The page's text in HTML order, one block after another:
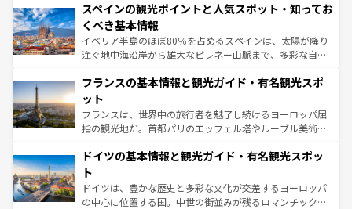
ろん、トスカーナの美しい田園風景やアマルフィ海岸の絶
景など、自然景観も見逃せない。観光の合間には、本場の
ピザやパスタなど、絶品のイタリア料理を堪能することも
できる。朝目覚めてから夜眠るまで、すべての瞬間を楽し
なお、新着のイタリア情報はコンテンツ一覧を参照してほ
しい。
スペインの観光ポイントと人気スポット・知ってお
くべき基本情報
イベリア半島のほぼ80％を占めるスペインは、太陽が降り
注ぐ地中海沿岸から雄大なピレネー山脈まで、多彩な自然
文化が根付くこの国では、情熱的なフラメンコ、熱気あふ
れる闘牛、そして美味しいタパスが生活の一部となってい
る。首都マドリードの洗練された雰囲気や、バルセロナの
アートに溢れた街角から、地方では古代ローマ遺跡や中世
せる。地方によって風土や気候が異なるスペインはその個
ンテンツ一覧 を参照してほしい。
フランスの基本情報と観光ガイド・有名観光スポ
ット
フランスは、世界中の旅行者を魅了し続けるヨーロッパ屈
指の観光地だ。首都パリのエッフェル塔やルーブル美術館
で、幅広い魅力が詰まっている。華麗な宮殿、歴史的な大
聖堂、美しいビーチ、そして豊かな自然が、訪れる者を心
から魅了する。また、フランスは美食の国としても知ら
れ、フランス料理はユネスコ無形文化遺産にも登録されて
ドイツの基本情報と観光ガイド・有名観光スポッ
ト
ドイツは、豊かな歴史と多彩な文化が交差するヨーロッパ
の中心に位置する国。中世の街並みが残るロマンチック街